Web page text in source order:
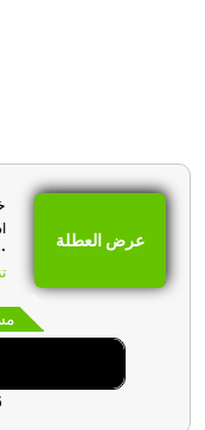
عرض العطلة